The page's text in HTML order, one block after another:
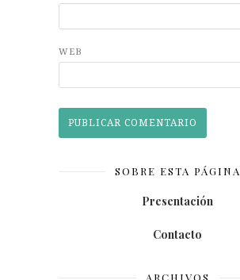
WEB
SOBRE ESTA PÁGINA
Presentación
Contacto